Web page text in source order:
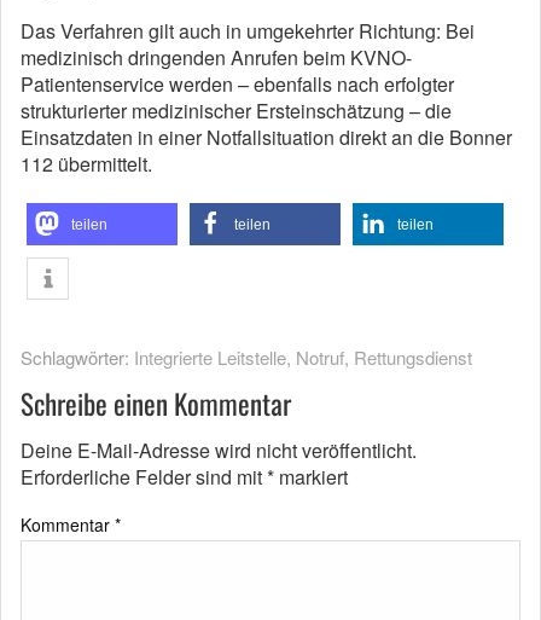
Das Verfahren gilt auch in umgekehrter Richtung: Bei
medizinisch dringenden Anrufen beim KVNO-
Patientenservice werden – ebenfalls nach erfolgter
strukturierter medizinischer Ersteinschätzung – die
Einsatzdaten in einer Notfallsituation direkt an die Bonner
112 übermittelt.
teilen teilen teilen
Schlagwörter: Integrierte Leitstelle, Notruf, Rettungsdienst
Schreibe einen Kommentar
Deine E-Mail-Adresse wird nicht veröffentlicht.
Erforderliche Felder sind mit* markiert
Kommentar *